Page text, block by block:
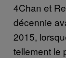
4Chan et
décennie
2015,
tellement le